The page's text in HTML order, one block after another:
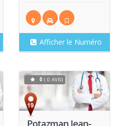
Afficher le Numéro
Potazman Jean-
Voir
0 ( 0 AVIS)
Fiche